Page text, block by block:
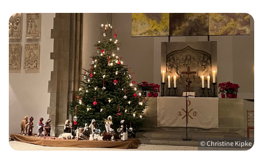
© Christine Kipke